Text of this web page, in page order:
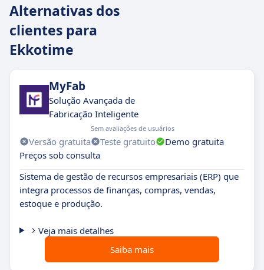
Alternativas dos
clientes para
Ekkotime
MyFab
Solução Avançada de
Fabricação Inteligente
Sem avaliações de usuários
Versão gratuita Teste gratuito
Demo gratuita
Preços sob consulta
Sistema de gestão de recursos empresariais (ERP) que
integra processos de finanças, compras, vendas,
estoque e produção.
Veja mais detalhes
Saiba mais